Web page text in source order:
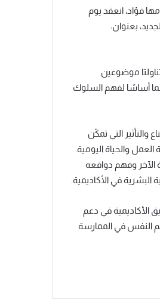
فؤاد، انعقد يوم
موضوعين
أساسًا لفهم السلوك
والتأثير التي تمكّن
والحياة اليومية.
الآخر وفهم دوافعه
البشرية في الأكاديمية.
الأكاديمية في دعم
النفس في الممارسة